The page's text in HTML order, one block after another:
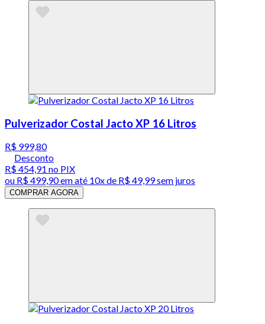
Pulverizador Costal Jacto XP 16 Litros
R$ 999,80
Desconto
R$ 454,91 no PIX
ou R$ 499,90em até 10x de R$ 49,99 sem juros
COMPRAR AGORA